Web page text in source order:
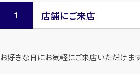
店舗にご来店
お好きな日にお気軽にご来店いただけます